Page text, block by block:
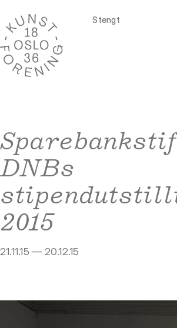
Stengt
DNBs
2015
21.11.15 — 20.12.15